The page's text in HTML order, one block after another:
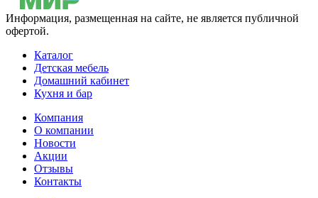
Информация, размещенная на сайте, не является публичной
офертой.
Каталог
Детская мебель
Домашний кабинет
Кухня и бар
Компания
О компании
Новости
Акции
Отзывы
Контакты